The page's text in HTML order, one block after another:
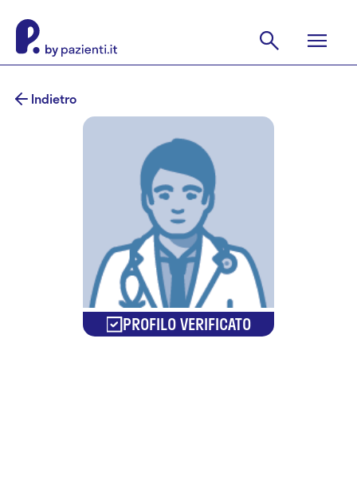
Indietro
PROFILO VERIFICATO